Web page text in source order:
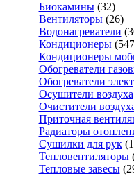
Биокамины (32)
Вентиляторы (26)
Водонагреватели
Кондиционеры
Кондиционеры
Обогреватели
Обогреватели
Осушители воздуха
Очистители
Приточная
Радиаторы
Сушилки для рук
Тепловентиляторы
Тепловые завесы